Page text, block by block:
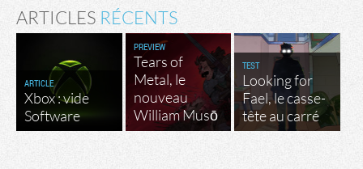
ARTICLES RÉCENTS
ARTICLE
Xbox : vide
Software
PREVIEW
Tears of
Metal, le
nouveau
William Musō
TEST
Looking for
Fael, le casse-
tête au carré